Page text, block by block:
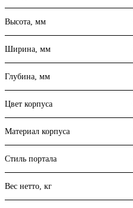
Высота, мм
Ширина, мм
Глубина, мм
Цвет корпуса
Материал корпуса
Стиль портала
Вес нетто, кг